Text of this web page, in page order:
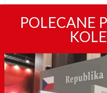
POLECANE